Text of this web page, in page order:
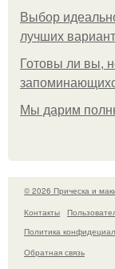
Выбор
лучших
Готовы ли вы,
Мы дарим
© 2026 Прическа и
Контакты
Политика
Обратная связь